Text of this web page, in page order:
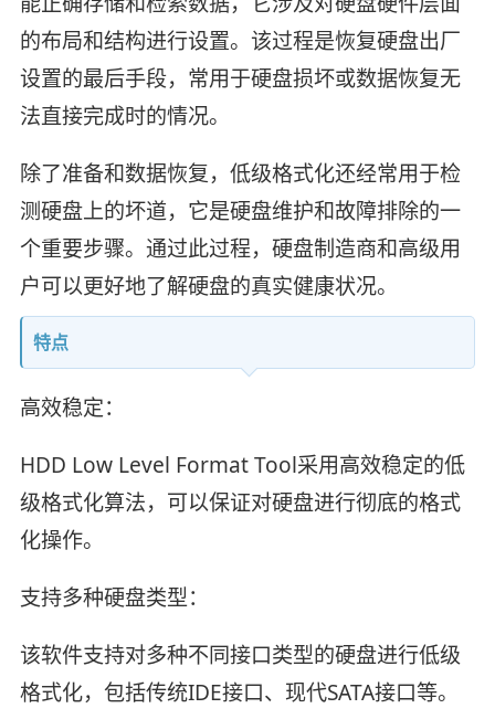
的布局和结构进行设置。该过程是恢复硬盘出厂
设置的最后手段，常用于硬盘损坏或数据恢复无
法直接完成时的情况。
除了准备和数据恢复，低级格式化还经常用于检
测硬盘上的坏道，它是硬盘维护和故障排除的一
个重要步骤。通过此过程，硬盘制造商和高级用
户可以更好地了解硬盘的真实健康状况。
特点
高效稳定：
HDD Low Level Format Tool采用高效稳定的低
级格式化算法，可以保证对硬盘进行彻底的格式
化操作。
支持多种硬盘类型：
该软件支持对多种不同接口类型的硬盘进行低级
格式化，包括传统IDE接口、现代SATA接口等。